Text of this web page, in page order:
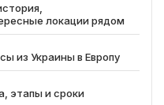
локации рядом
из Украины в Европу
этапы и сроки